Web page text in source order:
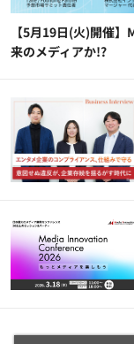
【5月19日(火)開催
来のメディアか!?